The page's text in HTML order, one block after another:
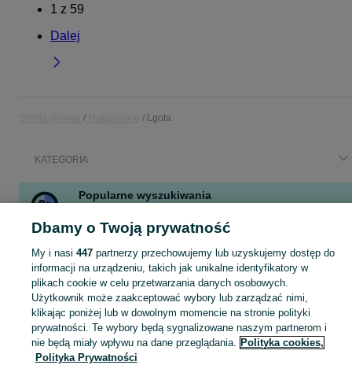
1 z 59
Dalej
Lgota
KATEGORIA
Popularne wyszukiwania
rower
poręcze sport
Zobacz Więcej
Skorzystaj z największego serwisu ogłoszeniowego - Lgota i okolice! Kupuj to, czego pragniesz i sprzedawaj to, czego już nie potrzebujesz! Zobacz
Mapa kategorii
Mapa miejscowości
Dbamy o Twoją prywatność
My i nasi 447partnerzy przechowujemy lub uzyskujemy dostęp do
informacji na urządzeniu, takich jak unikalne identyfikatory w
plikach cookie w celu przetwarzania danych osobowych.
Użytkownik może zaakceptować wybory lub zarządzać nimi,
klikając poniżej lub w dowolnym momencie na stronie polityki
prywatności. Te wybory będą sygnalizowane naszym partnerom i
nie będą miały wpływu na dane przeglądania. Polityka cookies,
Polityka Prywatności